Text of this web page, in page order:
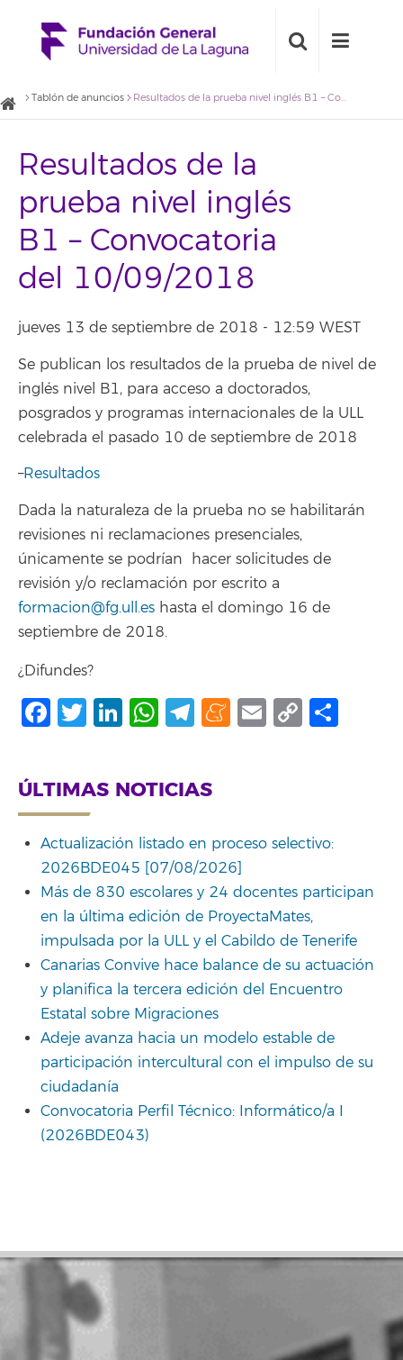
Tablón de anuncios Resultados de la prueba nivel inglés B1 – Convocatoria del 10/09/2018
Resultados de la
prueba nivel inglés
B1 – Convocatoria
del 10/09/2018
jueves 13 de septiembre de 2018 - 12:59 WEST
Se publican los resultados de la prueba de nivel de
inglés nivel B1, para acceso a doctorados,
posgrados y programas internacionales de la ULL
celebrada el pasado 10 de septiembre de 2018
–Resultados
Dada la naturaleza de la prueba no se habilitarán
revisiones ni reclamaciones presenciales,
únicamente se podrían hacer solicitudes de
revisión y/o reclamación por escrito a
formacion@fg.ull.es hasta el domingo 16 de
septiembre de 2018.
¿Difundes?
Facebook
Twitter
LinkedIn
WhatsApp
Telegram
Meneame
Email
Copy
ÚLTIMAS NOTICIAS
Actualización listado en proceso selectivo:
2026BDE045 [07/08/2026]
Más de 830 escolares y 24 docentes participan
en la última edición de ProyectaMates,
impulsada por la ULL y el Cabildo de Tenerife
Canarias Convive hace balance de su actuación
y planifica la tercera edición del Encuentro
Estatal sobre Migraciones
Adeje avanza hacia un modelo estable de
participación intercultural con el impulso de su
ciudadanía
Convocatoria Perfil Técnico: Informático/a I
(2026BDE043)